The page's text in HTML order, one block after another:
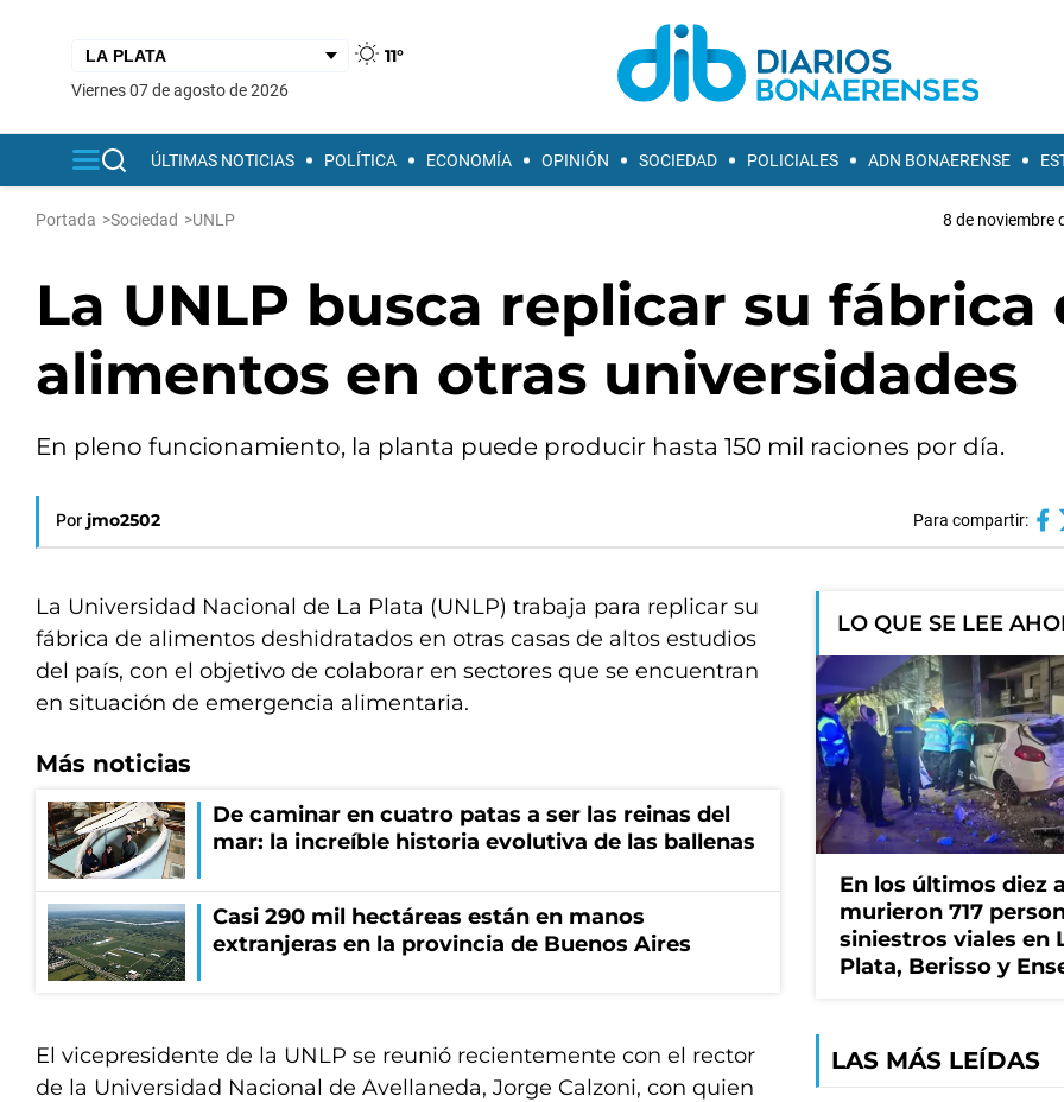
11°
viernes 07 de agosto de 2026
ÚLTIMAS NOTICIAS POLÍTICA ECONOMÍA OPINIÓN SOCIEDAD POLICIALES ADN BONAERENSE
Portada >Sociedad >UNLP 8 de noviembre
La UNLP busca replicar su fábrica
alimentos en otras universidades
En pleno funcionamiento, la planta puede producir hasta 150 mil raciones por día.
Por jmo2502 Para compartir:
La Universidad Nacional de La Plata (UNLP) trabaja para replicar su
fábrica de alimentos deshidratados en otras casas de altos estudios
del país, con el objetivo de colaborar en sectores que se encuentran
en situación de emergencia alimentaria.
Más noticias
De caminar en cuatro patas a ser las reinas del
mar: la increíble historia evolutiva de las ballenas
Casi 290 mil hectáreas están en manos
extranjeras en la provincia de Buenos Aires
El vicepresidente de la UNLP se reunió recientemente con el rector
de la Universidad Nacional de Avellaneda, Jorge Calzoni, con quien
LO QUE SE LEE
En los últimos diez
murieron 717
siniestros viales en
Plata, Berisso y
LAS MÁS LEÍDAS